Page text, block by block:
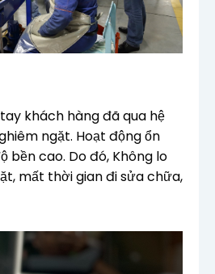
khách hàng đã qua hệ
ngặt. Hoạt động ổn
bền cao. Do đó, Không lo
mất thời gian đi sửa chữa,